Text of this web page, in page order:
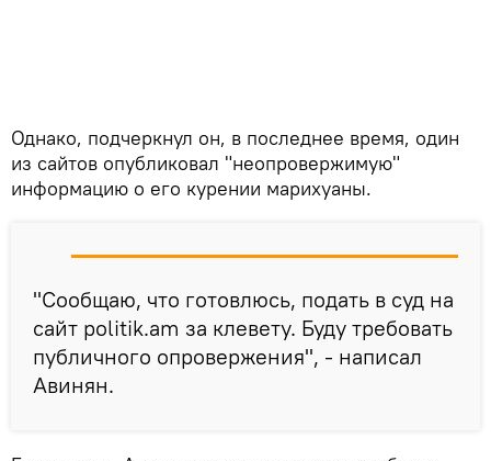
Однако, подчеркнул он, в последнее время, один
из сайтов опубликовал "неопровержимую"
информацию о его курении марихуаны.
"Сообщаю, что готовлюсь, подать в суд на
сайт politik.am за клевету. Буду требовать
публичного опровержения", - написал
Авинян.